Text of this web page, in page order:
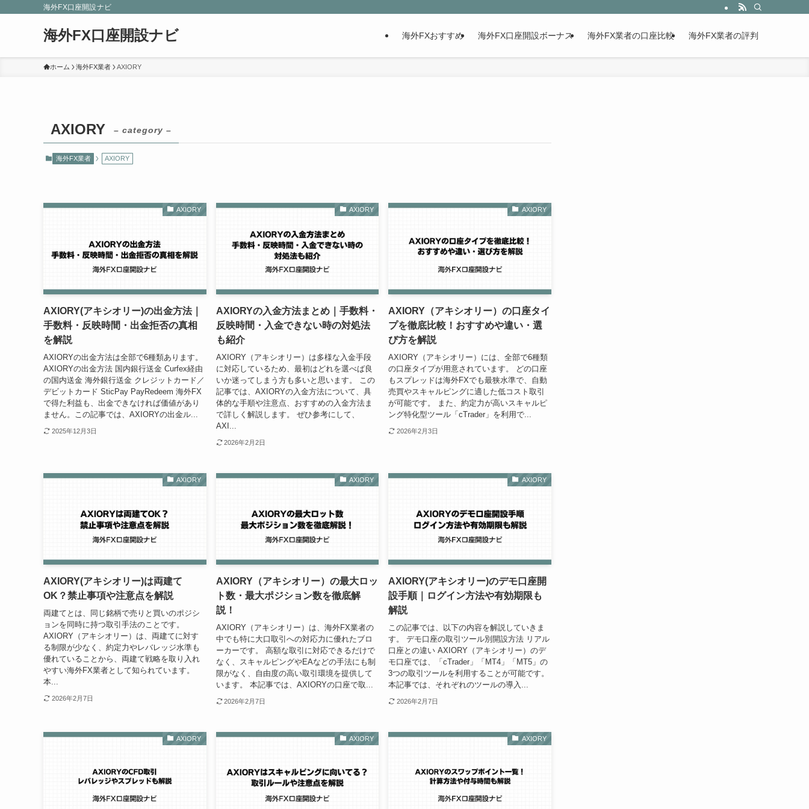
海外FX口座開設ナビ
海外FX口座開設ナビ 海外FXおすすめ 海外FX口座開設ボーナス 海外FX業者の口座比較 海外FX業者の評判
ホーム 海外FX業者 AXIORY
AXIORY – category –
海外FX業者 AXIORY
AXIORY
AXIORY(アキシオリー)の出金方法｜
手数料・反映時間・出金拒否の真相
を解説
AXIORYの出金方法は全部で6種類あります。
AXIORYの出金方法 国内銀行送金 Curfex経由
の国内送金 海外銀行送金 クレジットカード／
デビットカード SticPay PayRedeem 海外FX
で得た利益も、出金できなければ価値があり
ません。この記事では、AXIORYの出金ル...
2025年12月3日
AXIORY
AXIORYの入金方法まとめ｜手数料・
反映時間・入金できない時の対処法
も紹介
AXIORY（アキシオリー）は多様な入金手段
に対応しているため、最初はどれを選べば良
いか迷ってしまう方も多いと思います。 この
記事では、AXIORYの入金方法について、具
体的な手順や注意点、おすすめの入金方法ま
で詳しく解説します。 ぜひ参考にして、
AXI...
2026年2月2日
AXIORY
AXIORY（アキシオリー）の口座タイ
プを徹底比較！おすすめや違い・選
び方を解説
AXIORY（アキシオリー）には、全部で6種類
の口座タイプが用意されています。 どの口座
もスプレッドは海外FXでも最狭水準で、自動
売買やスキャルピングに適した低コスト取引
が可能です。 また、約定力が高いスキャルピ
ング特化型ツール「cTrader」を利用で...
2026年2月3日
AXIORY
AXIORY(アキシオリー)は両建て
OK？禁止事項や注意点を解説
両建てとは、同じ銘柄で売りと買いのポジシ
ョンを同時に持つ取引手法のことです。
AXIORY（アキシオリー）は、両建てに対す
る制限が少なく、約定力やレバレッジ水準も
優れていることから、両建て戦略を取り入れ
やすい海外FX業者として知られています。
本...
2026年2月7日
AXIORY
AXIORY（アキシオリー）の最大ロッ
ト数・最大ポジション数を徹底解
説！
AXIORY（アキシオリー）は、海外FX業者の
中でも特に大口取引への対応力に優れたブロ
ーカーです。 高額な取引に対応できるだけで
なく、スキャルピングやEAなどの手法にも制
限がなく、自由度の高い取引環境を提供して
います。 本記事では、AXIORYの口座で取...
2026年2月7日
AXIORY
AXIORY(アキシオリー)のデモ口座開
設手順｜ログイン方法や有効期限も
解説
この記事では、以下の内容を解説していきま
す。 デモ口座の取引ツール別開設方法 リアル
口座との違い AXIORY（アキシオリー）のデ
モ口座では、「cTrader」「MT4」「MT5」の
3つの取引ツールを利用することが可能です。
本記事では、それぞれのツールの導入...
2026年2月7日
AXIORY AXIORY AXIORY